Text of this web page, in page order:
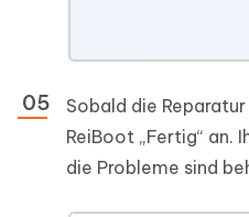
Sobald die
ReiBoot „Fertig“ an.
die Probleme sind